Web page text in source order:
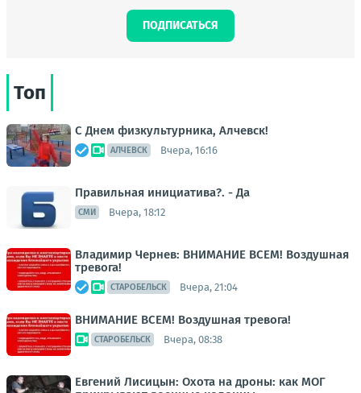
ПОДПИСАТЬСЯ
Топ
С Днем физкультурника, Алчевск!
АЛЧЕВСК Вчера, 16:16
Правильная инициатива?. - Да
СМИ Вчера, 18:12
Владимир Чернев: ВНИМАНИЕ ВСЕМ! Воздушная
тревога!
СТАРОБЕЛЬСК Вчера, 21:04
ВНИМАНИЕ ВСЕМ! Воздушная тревога!
СТАРОБЕЛЬСК Вчера, 08:38
Евгений Лисицын: Охота на дроны: как МОГ